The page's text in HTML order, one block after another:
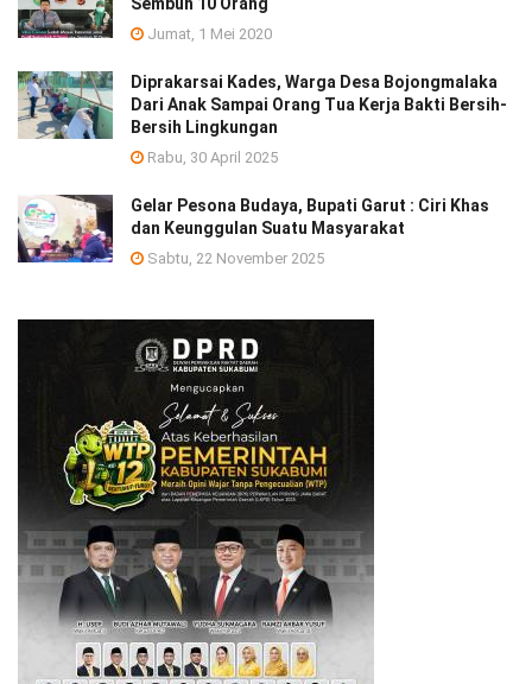
Jumat, 1 Mei 2020
Diprakarsai Kades, Warga Desa Bojongmalaka
Dari Anak Sampai Orang Tua Kerja Bakti Bersih-
Bersih Lingkungan
Rabu, 30 April 2025
Gelar Pesona Budaya, Bupati Garut : Ciri Khas
dan Keunggulan Suatu Masyarakat
Sabtu, 22 November 2025